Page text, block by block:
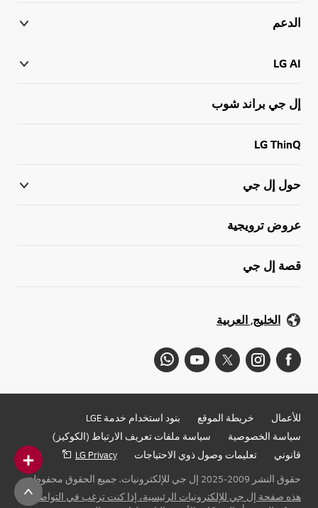
الدعم
LG AI
إل جي براند شوب
LG ThinQ
حول إل جي
عروض ترويجية
قصة إل جي
الخليج, العربية
للأعمال خريطة الموقع
بنود استخدام خدمة LGE
سياسة الخصوصية
سياسة ملفات تعريف الارتباط (الكوكيز)
قانوني
تعليمات وصول ذوي الاحتياجات
LG Privacy
حقوق النشر 2009-2025 إل جي للإلكترونيات. جميع الحقوق محفوظة
هذه صفحة إل جي للإلكترونيات الرئيسية، إذا كنت ترغب في التواصل مع